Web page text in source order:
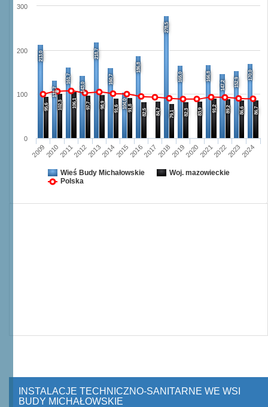
213,0
131,7
161,7
143,0
218,7
160,7
104,0
186,8
278,5
165,0 166,8
147,2 152,9
170,0
95,6 102,3 106,1 97,7 98,9 91,6 91,8 82,5 84,7 79,1 82,3 83,9 91,2 89,2 86,6 86,7
2009201020112012201320142015201620172018201920202021202220232024
0
100
200
300
Wieś Budy Michałowskie
Woj. mazowieckie
Polska
INSTALACJE TECHNICZNO-SANITARNE WE WSI
BUDY MICHAŁOWSKIE